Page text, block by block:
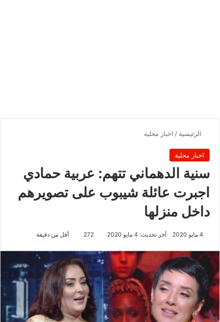
الرئيسية / اخبار محلية
اخبار محلية
سنية الدهماني تتهم: عربية حمادي
اجبرت عائلة شيبوب على تصويرهم
داخل منزلها
4 مايو 2020 آخر تحديث: 4 مايو 2020 272 أقل من دقيقة